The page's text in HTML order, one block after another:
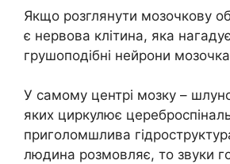
Якщо розглянути мозочкову
є нервова клітина, яка
грушоподібні нейрони
У самому центрі мозку –
яких циркулює
приголомшлива
людина розмовляє, то звуки